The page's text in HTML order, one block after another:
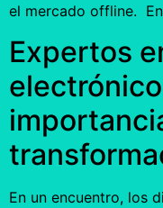
el mercado offline.
Expertos
En un encuentro, los